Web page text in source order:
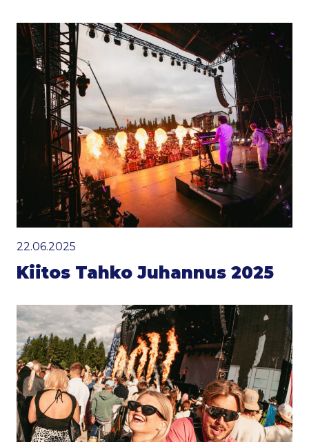
22.06.2025
Kiitos Tahko Juhannus 2025